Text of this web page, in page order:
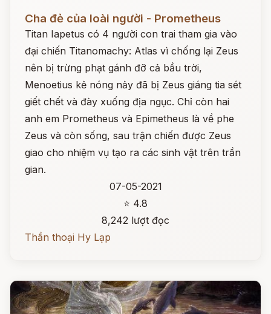
Cha đẻ của loài người - Prometheus
Titan Iapetus có 4 người con trai tham gia vào
đại chiến Titanomachy: Atlas vì chống lại Zeus
nên bị trừng phạt gánh đỡ cả bầu trời,
Menoetius kẻ nóng nảy đã bị Zeus giáng tia sét
giết chết và đày xuống địa ngục. Chỉ còn hai
anh em Prometheus và Epimetheus là về phe
Zeus và còn sống, sau trận chiến được Zeus
giao cho nhiệm vụ tạo ra các sinh vật trên trần
gian.
07-05-2021
⭐ 4.8
8,242 lượt đọc
Thần thoại Hy Lạp